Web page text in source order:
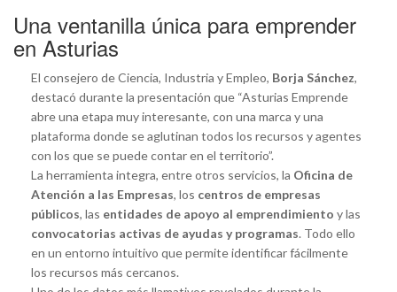
Una ventanilla única para emprender
en Asturias
El consejero de Ciencia, Industria y Empleo, Borja Sánchez,
destacó durante la presentación que “Asturias Emprende
abre una etapa muy interesante, con una marca y una
plataforma donde se aglutinan todos los recursos y agentes
con los que se puede contar en el territorio”.
La herramienta integra, entre otros servicios, la Oficina de
Atención a las Empresas, los centros de empresas
públicos, las entidades de apoyo al emprendimiento y las
convocatorias activas de ayudas y programas. Todo ello
en un entorno intuitivo que permite identificar fácilmente
los recursos más cercanos.